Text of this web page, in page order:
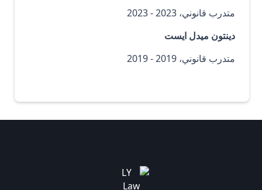
متدرب قانوني، 2023 - 2023
دينتون ميدل ايست
متدرب قانوني، 2019 - 2019